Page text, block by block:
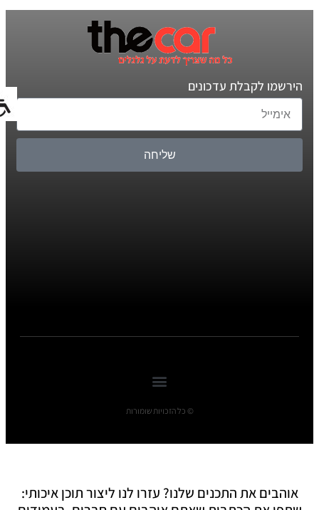
הירשמו לקבלת עדכונים
שליחה
© כל הזכויות שומורות
אוהבים את התכנים שלנו? עזרו לנו ליצור תוכן איכותי: